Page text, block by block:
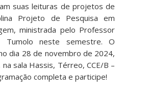
suas leituras de projetos de
Projeto de Pesquisa em
ministrada pelo Professor
Tumolo neste semestre. O
dia 28 de novembro de 2024,
sala Hassis, Térreo, CCE/B –
completa e participe!